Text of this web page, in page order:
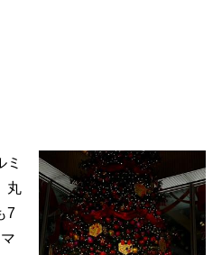
丸
7